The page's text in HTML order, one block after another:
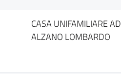
CASA UNIFAMILIARE AD
ALZANO LOMBARDO